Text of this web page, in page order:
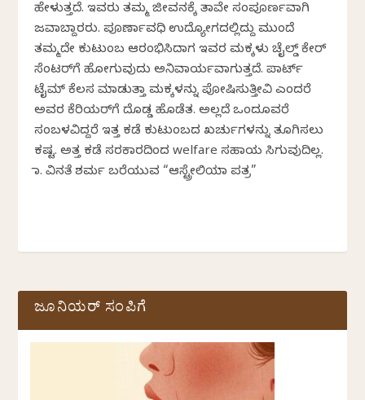
ಹೇಳುತ್ತದೆ. ಇವರು ತಮ್ಮ ಜೀವನಕ್ಕೆ ತಾವೇ ಸಂಪೂರ್ಣವಾಗಿ
ಜವಾಬ್ದಾರರು. ಪೂರ್ಣಾವಧಿ ಉದ್ಯೋಗದಲ್ಲಿದ್ದು ಮುಂದೆ
ತಮ್ಮದೇ ಕುಟುಂಬ ಆರಂಭಿಸಿದಾಗ ಇವರ ಮಕ್ಕಳು ಚೈಲ್ಡ್ ಕೇರ್
ಸೆಂಟರ್‌ಗೆ ಹೋಗುವುದು ಅನಿವಾರ್ಯವಾಗುತ್ತದೆ. ಪಾರ್ಟ್
ಟೈಮ್ ಕೆಲಸ ಮಾಡುತ್ತಾ ಮಕ್ಕಳನ್ನು ಪೋಷಿಸುತ್ತೀವಿ ಎಂದರೆ
ಅವರ ಕೆರಿಯರ್‌ಗೆ ದೊಡ್ಡ ಹೊಡೆತ. ಅಲ್ಲದೆ ಒಂದೂವರೆ
ಸಂಬಳವಿದ್ದರೆ ಇತ್ತ ಕಡೆ ಕುಟುಂಬದ ಖರ್ಚುಗಳನ್ನು ತೂಗಿಸಲು
ಕಷ್ಟ. ಅತ್ತ ಕಡೆ ಸರಕಾರದಿಂದ welfare ಸಹಾಯ ಸಿಗುವುದಿಲ್ಲ.
ಡಾ. ವಿನತೆ ಶರ್ಮ ಬರೆಯುವ “ಆಸ್ಟ್ರೇಲಿಯಾ ಪತ್ರ”
ಜೂನಿಯರ್ ಸಂಪಿಗೆ